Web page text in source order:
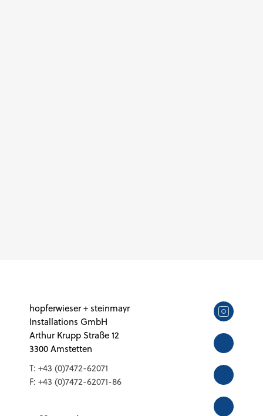
hopferwieser + steinmayr
Installations GmbH
Arthur Krupp Straße 12
3300 Amstetten
T: +43 (0)7472-62071
F: +43 (0)7472-62071-86